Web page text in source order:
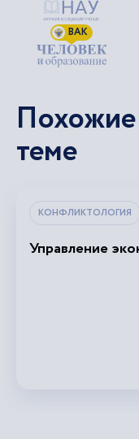
ВАК
теме
КОНФЛИКТОЛОГИЯ
Управление